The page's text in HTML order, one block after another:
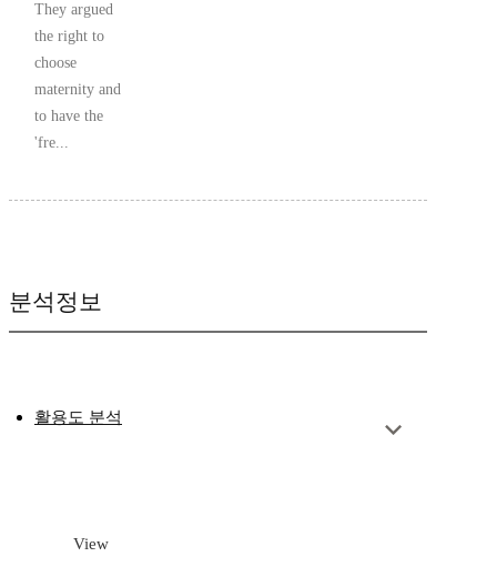
They argued
the right to
choose
maternity and
to have the
'fre...
분석정보
활용도 분석
View